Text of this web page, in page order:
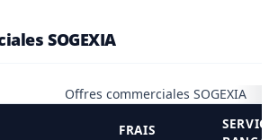
SOGEXIA
Offres commerciales SOGEXIA
FRAIS